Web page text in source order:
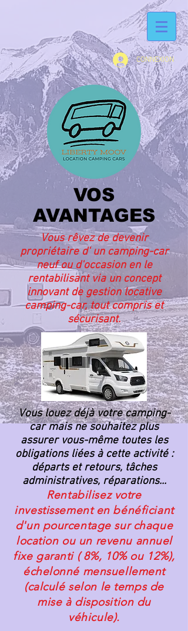
CONNEXION
VOS
AVANTAGES
Vous rêvez de devenir
propriétaire d' un camping-car
neuf ou d'occasion en le
rentabilisant via un concept
innovant de gestion locative
camping-car, tout compris et
sécurisant.
Vous louez déjà votre camping-
car mais ne souhaitez plus
assurer vous-même toutes les
obligations liées à cette activité :
départs et retours, tâches
administratives, réparations...
Rentabilisez votre
investissement en bénéficiant
d'un pourcentage sur chaque
location ou un revenu annuel
fixe garanti ( 8%, 10% ou 12%),
échelonné mensuellement
(calculé selon le temps de
mise à disposition du
véhicule).